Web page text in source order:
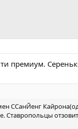
премиум.
ССанЙенг